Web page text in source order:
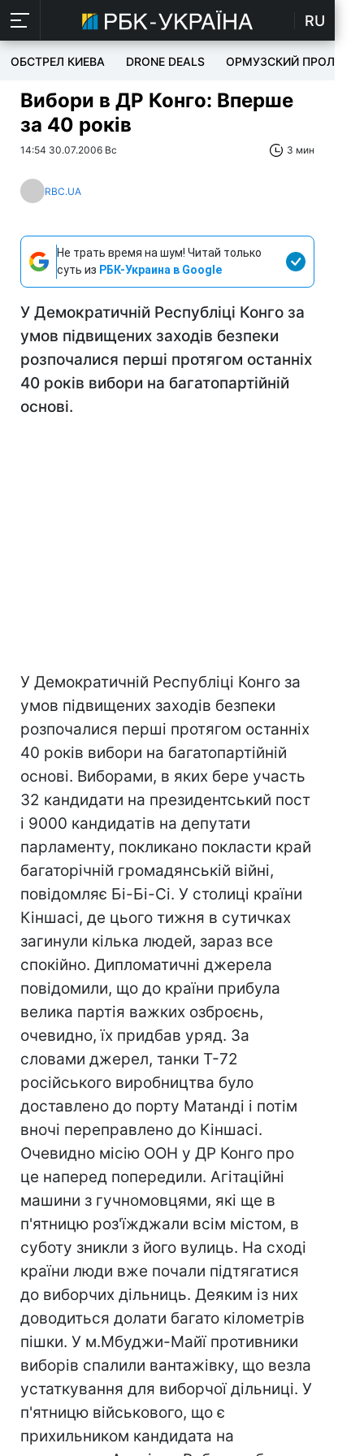
RU
ОБСТРЕЛ КИЕВА DRONE DEALS ОРМУЗСКИЙ ПРОЛИВ
Вибори в ДР Конго: Вперше
за 40 років
14:54 30.07.2006 Вс 3 мин
RBC.UA
Не трать время на шум! Читай только
суть из РБК-Украина в Google
У Демократичній Республіці Конго за
умов підвищених заходів безпеки
розпочалися перші протягом останніх
40 років вибори на багатопартійній
основі.
У Демократичній Республіці Конго за
умов підвищених заходів безпеки
розпочалися перші протягом останніх
40 років вибори на багатопартійній
основі. Виборами, в яких бере участь
32 кандидати на президентський пост
і 9000 кандидатів на депутати
парламенту, покликано покласти край
багаторічній громадянській війні,
повідомляє Бі-Бі-Сі. У столиці країни
Кіншасі, де цього тижня в сутичках
загинули кілька людей, зараз все
спокійно. Дипломатичні джерела
повідомили, що до країни прибула
велика партія важких озброєнь,
очевидно, їх придбав уряд. За
словами джерел, танки Т-72
російського виробництва було
доставлено до порту Матанді і потім
вночі переправлено до Кіншасі.
Очевидно місію ООН у ДР Конго про
це наперед попередили. Агітаційні
машини з гучномовцями, які ще в
п'ятницю роз'їжджали всім містом, в
суботу зникли з його вулиць. На сході
країни люди вже почали підтягатися
до виборчих дільниць. Деяким із них
доводиться долати багато кілометрів
пішки. У м.Мбуджи-Майї противники
виборів спалили вантажівку, що везла
устаткування для виборчої дільниці. У
п'ятницю військового, що є
прихильником кандидата на